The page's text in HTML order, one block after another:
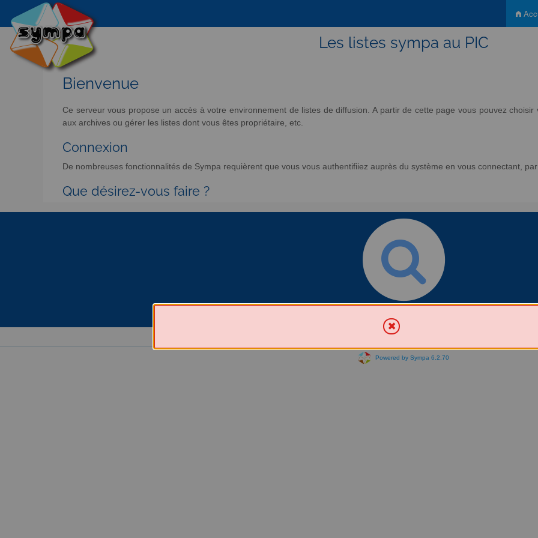
Les listes sympa au PIC
Bienvenue
Ce serveur vous propose un accès à votre environnement de listes de diffusion. A partir de cette page vous pouvez
aux archives ou gérer les listes dont vous êtes propriétaire, etc.
Connexion
De nombreuses fonctionnalités de Sympa requièrent que vous vous authentifiiez auprès du système en vous connectant,
Que désirez-vous faire ?
Powered by Sympa 6.2.70